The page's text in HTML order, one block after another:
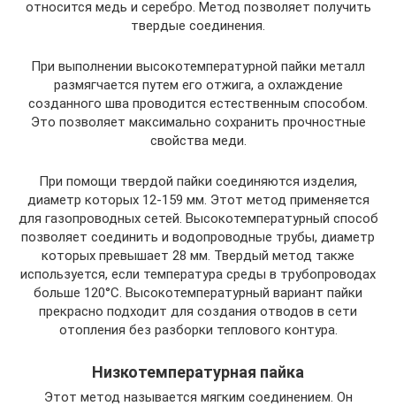
относится медь и серебро. Метод позволяет получить
твердые соединения.
При выполнении высокотемпературной пайки металл
размягчается путем его отжига, а охлаждение
созданного шва проводится естественным способом.
Это позволяет максимально сохранить прочностные
свойства меди.
При помощи твердой пайки соединяются изделия,
диаметр которых 12-159 мм. Этот метод применяется
для газопроводных сетей. Высокотемпературный способ
позволяет соединить и водопроводные трубы, диаметр
которых превышает 28 мм. Твердый метод также
используется, если температура среды в трубопроводах
больше 120°C. Высокотемпературный вариант пайки
прекрасно подходит для создания отводов в сети
отопления без разборки теплового контура.
Низкотемпературная пайка
Этот метод называется мягким соединением. Он